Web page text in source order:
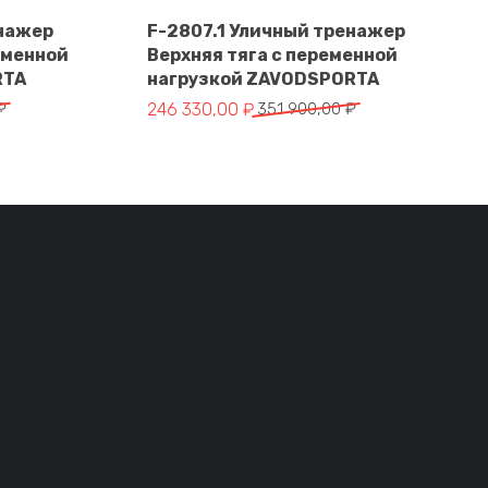
328 900,00 ₽.
В корзину
F-2807.1 Уличный тренажер
Верхняя тяга с переменной
нагрузкой ZAVODSPORTA
351 900,00₽
Первоначальная цена составляла 351
246 330,00 ₽
Текущая цена: 246 330,00 ₽.